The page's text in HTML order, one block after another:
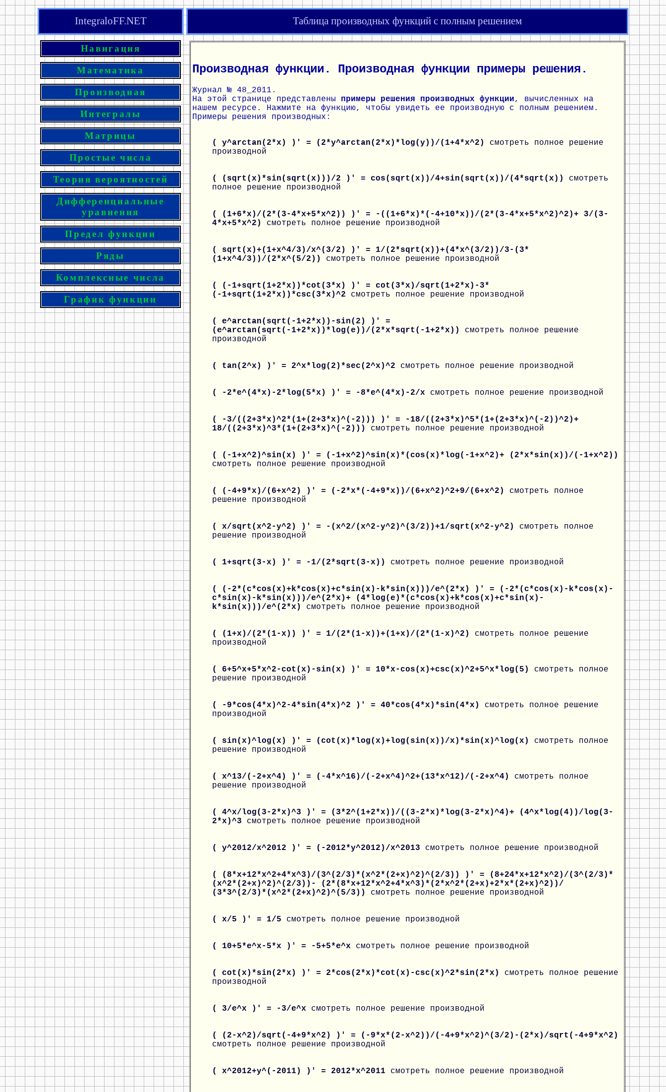
IntegraloFF.NET Таблица производных функций с полным решением
Навигация
Математика
Производная
Интегралы
Матрицы
Простые числа
Теория вероятностей
Дифференциальные
уравнения
Предел функции
Ряды
Комплексные числа
График функции
Производная функции. Производная функции примеры решения.
Журнал № 48_2011.
На этой странице представлены примеры решения производных функции, вычисленных на
нашем ресурсе. Нажмите на функцию, чтобы увидеть ее производную с полным решением.
Примеры решения производных:
( y^arctan(2*x) )' = (2*y^arctan(2*x)*log(y))/(1+4*x^2) смотреть полное решение
производной
( (sqrt(x)*sin(sqrt(x)))/2 )' = cos(sqrt(x))/4+sin(sqrt(x))/(4*sqrt(x)) смотреть
полное решение производной
( (1+6*x)/(2*(3-4*x+5*x^2)) )' = -((1+6*x)*(-4+10*x))/(2*(3-4*x+5*x^2)^2)+ 3/(3-
4*x+5*x^2) смотреть полное решение производной
( sqrt(x)+(1+x^4/3)/x^(3/2) )' = 1/(2*sqrt(x))+(4*x^(3/2))/3-(3*
(1+x^4/3))/(2*x^(5/2)) смотреть полное решение производной
( (-1+sqrt(1+2*x))*cot(3*x) )' = cot(3*x)/sqrt(1+2*x)-3*
(-1+sqrt(1+2*x))*csc(3*x)^2 смотреть полное решение производной
( e^arctan(sqrt(-1+2*x))-sin(2) )' =
(e^arctan(sqrt(-1+2*x))*log(e))/(2*x*sqrt(-1+2*x)) смотреть полное решение
производной
( tan(2^x) )' = 2^x*log(2)*sec(2^x)^2 смотреть полное решение производной
( -2*e^(4*x)-2*log(5*x) )' = -8*e^(4*x)-2/x смотреть полное решение производной
( -3/((2+3*x)^2*(1+(2+3*x)^(-2))) )' = -18/((2+3*x)^5*(1+(2+3*x)^(-2))^2)+
18/((2+3*x)^3*(1+(2+3*x)^(-2))) смотреть полное решение производной
( (-1+x^2)^sin(x) )' = (-1+x^2)^sin(x)*(cos(x)*log(-1+x^2)+ (2*x*sin(x))/(-1+x^2))
смотреть полное решение производной
( (-4+9*x)/(6+x^2) )' = (-2*x*(-4+9*x))/(6+x^2)^2+9/(6+x^2) смотреть полное
решение производной
( x/sqrt(x^2-y^2) )' = -(x^2/(x^2-y^2)^(3/2))+1/sqrt(x^2-y^2) смотреть полное
решение производной
( 1+sqrt(3-x) )' = -1/(2*sqrt(3-x)) смотреть полное решение производной
( (-2*(c*cos(x)+k*cos(x)+c*sin(x)-k*sin(x)))/e^(2*x) )' = (-2*(c*cos(x)-k*cos(x)-
c*sin(x)-k*sin(x)))/e^(2*x)+ (4*log(e)*(c*cos(x)+k*cos(x)+c*sin(x)-
k*sin(x)))/e^(2*x) смотреть полное решение производной
( (1+x)/(2*(1-x)) )' = 1/(2*(1-x))+(1+x)/(2*(1-x)^2) смотреть полное решение
производной
( 6+5^x+5*x^2-cot(x)-sin(x) )' = 10*x-cos(x)+csc(x)^2+5^x*log(5) смотреть полное
решение производной
( -9*cos(4*x)^2-4*sin(4*x)^2 )' = 40*cos(4*x)*sin(4*x) смотреть полное решение
производной
( sin(x)^log(x) )' = (cot(x)*log(x)+log(sin(x))/x)*sin(x)^log(x) смотреть полное
решение производной
( x^13/(-2+x^4) )' = (-4*x^16)/(-2+x^4)^2+(13*x^12)/(-2+x^4) смотреть полное
решение производной
( 4^x/log(3-2*x)^3 )' = (3*2^(1+2*x))/((3-2*x)*log(3-2*x)^4)+ (4^x*log(4))/log(3-
2*x)^3 смотреть полное решение производной
( y^2012/x^2012 )' = (-2012*y^2012)/x^2013 смотреть полное решение производной
( (8*x+12*x^2+4*x^3)/(3^(2/3)*(x^2*(2+x)^2)^(2/3)) )' = (8+24*x+12*x^2)/(3^(2/3)*
(x^2*(2+x)^2)^(2/3))- (2*(8*x+12*x^2+4*x^3)*(2*x^2*(2+x)+2*x*(2+x)^2))/
(3*3^(2/3)*(x^2*(2+x)^2)^(5/3)) смотреть полное решение производной
( x/5 )' = 1/5 смотреть полное решение производной
( 10+5*e^x-5*x )' = -5+5*e^x смотреть полное решение производной
( cot(x)*sin(2*x) )' = 2*cos(2*x)*cot(x)-csc(x)^2*sin(2*x) смотреть полное решение
производной
( 3/e^x )' = -3/e^x смотреть полное решение производной
( (2-x^2)/sqrt(-4+9*x^2) )' = (-9*x*(2-x^2))/(-4+9*x^2)^(3/2)-(2*x)/sqrt(-4+9*x^2)
смотреть полное решение производной
( x^2012+y^(-2011) )' = 2012*x^2011 смотреть полное решение производной